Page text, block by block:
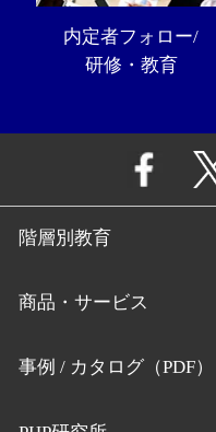
内定者フォロー/
研修・教育
階層別教育
商品・サービス
事例 / カタログ（PDF）